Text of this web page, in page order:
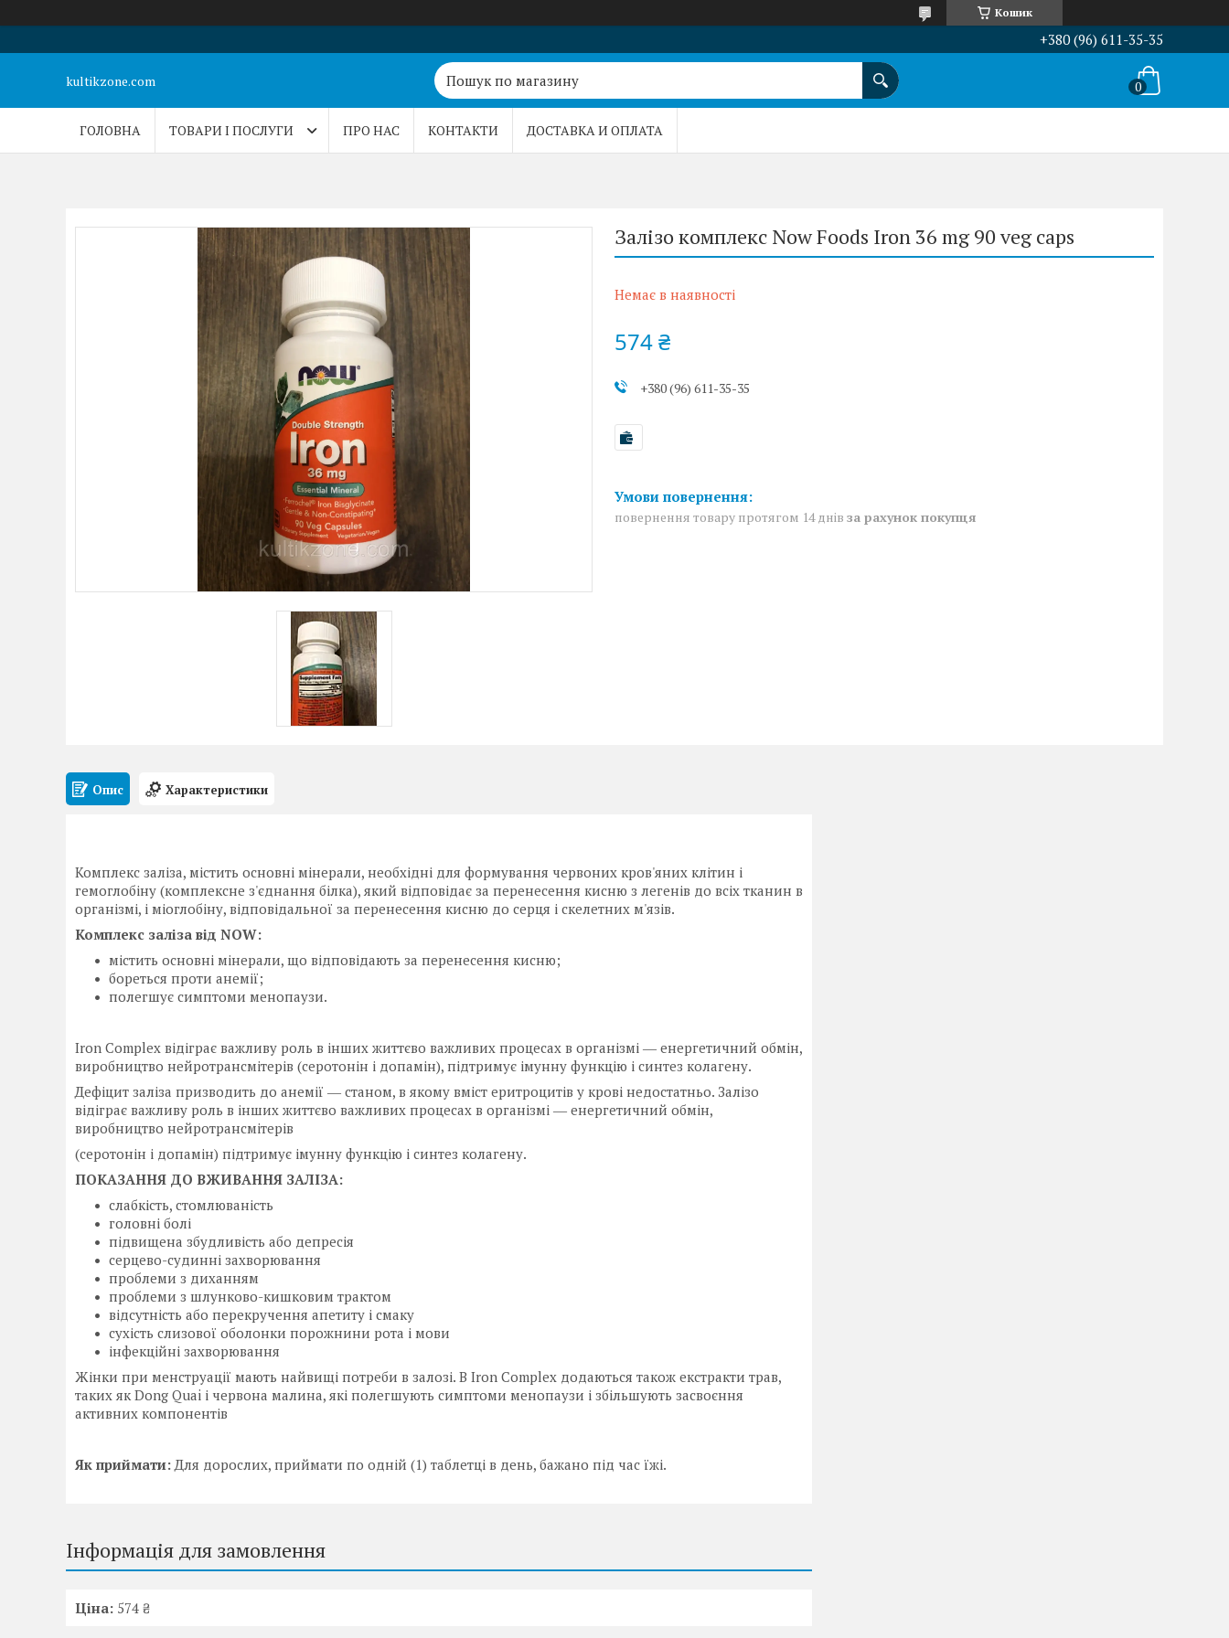
Кошик
+380 (96) 611-35-35
kultikzone.com
ГОЛОВНА ТОВАРИ І ПОСЛУГИ ПРО НАС КОНТАКТИ ДОСТАВКА И ОПЛАТА
Залізо комплекс Now Foods Iron 36 mg 90 veg caps
Немає в наявності
574 ₴
+380 (96) 611-35-35
повернення товару протягом 14 днів за рахунок покупця
Опис Характеристики
Комплекс заліза, містить основні мінерали, необхідні для формування червоних кров'яних клітин і
гемоглобіну (комплексне з'єднання білка), який відповідає за перенесення кисню з легенів до всіх тканин в
організмі, і міоглобіну, відповідальної за перенесення кисню до серця і скелетних м'язів.
Комплекс заліза від NOW:
містить основні мінерали, що відповідають за перенесення кисню;
бореться проти анемії;
полегшує симптоми менопаузи.
Iron Complex відіграє важливу роль в інших життєво важливих процесах в організмі ― енергетичний обмін,
виробництво нейротрансмітерів (серотонін і допамін), підтримує імунну функцію і синтез колагену.
Дефіцит заліза призводить до анемії ― станом, в якому вміст еритроцитів у крові недостатньо. Залізо
відіграє важливу роль в інших життєво важливих процесах в організмі ― енергетичний обмін,
виробництво нейротрансмітерів
(серотонін і допамін) підтримує імунну функцію і синтез колагену.
ПОКАЗАННЯ ДО ВЖИВАННЯ ЗАЛІЗА:
слабкість, стомлюваність
головні болі
підвищена збудливість або депресія
серцево-судинні захворювання
проблеми з диханням
проблеми з шлунково-кишковим трактом
відсутність або перекручення апетиту і смаку
сухість слизової оболонки порожнини рота і мови
інфекційні захворювання
Жінки при менструації мають найвищі потреби в залозі. В Iron Complex додаються також екстракти трав,
таких як Dong Quai і червона малина, які полегшують симптоми менопаузи і збільшують засвоєння
активних компонентів
Як приймати:Для дорослих, приймати по одній (1) таблетці в день, бажано під час їжі.
Інформація для замовлення
Ціна: 574 ₴